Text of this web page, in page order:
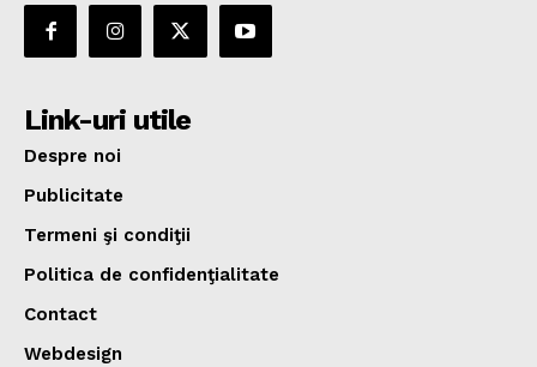
Link-uri utile
Despre noi
Publicitate
Termeni şi condiţii
Politica de confidenţialitate
Contact
Webdesign